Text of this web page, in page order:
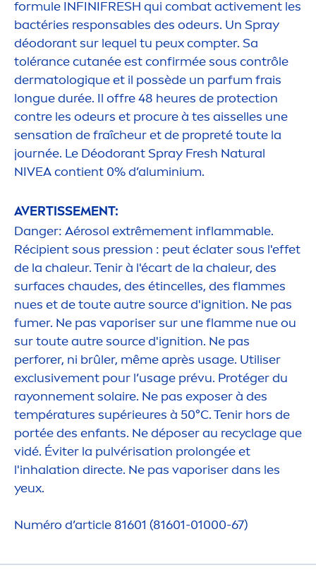
formule INFINIFRESH qui combatactivement les
bactéries responsables des odeurs. Un Spray
déodorant sur lequel tu peux compter. Sa
tolérance cutanée est confirmée sous contrôle
dermatologique et il possède un parfum frais
longue durée. Il offre 48 heures de protection
contre les odeurs et procure à tes aisselles une
sensation de fraîcheur et de propreté toute la
journée. Le Déodorant Spray Fresh Natural
NIVEAcontient 0% d’aluminium.
AVERTISSEMENT:
Danger: Aérosol extrêmement inflammable.
Récipient sous pression : peut éclater sous l'effet
de la chaleur. Tenir à l'écart de la chaleur, des
surfaces chaudes, des étincelles, des flammes
nues et de toute autre source d'ignition. Ne pas
fumer. Ne pas vaporiser sur une flamme nue ou
sur toute autre source d'ignition. Ne pas
perforer, ni brûler, même après usage. Utiliser
exclusivement pour l’usage prévu. Protéger du
rayonnement solaire. Ne pas exposer à des
températures supérieures à 50°C. Tenir hors de
portée des enfants. Ne déposer au recyclage que
vidé. Éviter la pulvérisation prolongée et
l'inhalation directe. Ne pas vaporiser dans les
yeux.
Numéro d’article 81601 (81601-01000-67)